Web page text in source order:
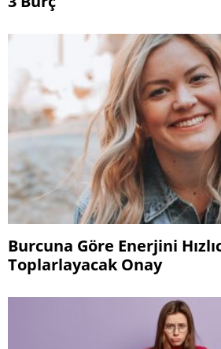
Burcuna Göre Enerjini
Toplarlayacak Onay